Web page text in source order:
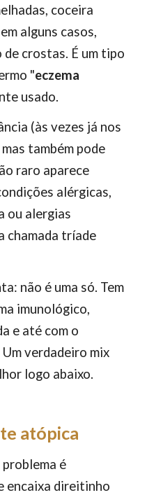
coceira
alguns casos,
crostas. É um tipo
"eczema
usado.
(às vezes já nos
também pode
raro aparece
alérgicas,
ou alergias
chamada tríade
não é uma só. Tem
imunológico,
e até com o
verdadeiro mix
logo abaixo.
atópica
problema é
encaixa direitinho